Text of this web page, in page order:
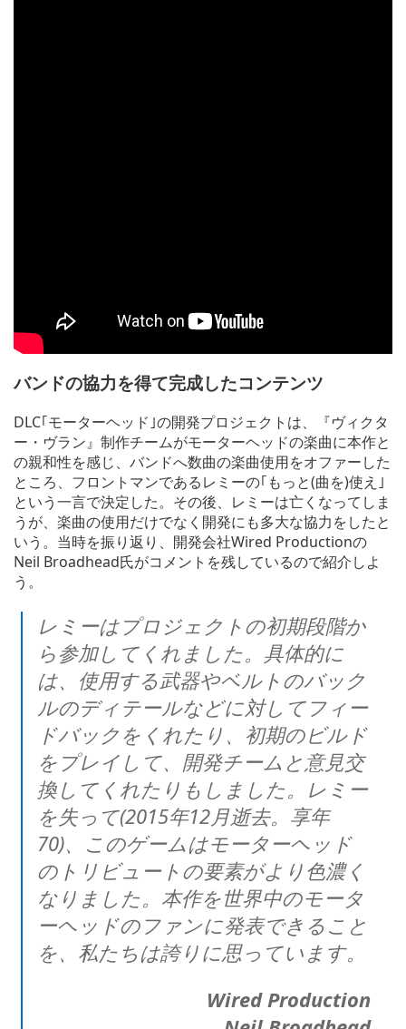
バンドの協力を得て完成したコンテンツ
DLC｢モーターヘッド｣の開発プロジェクトは、『ヴィクタ
ー・ヴラン』制作チームがモーターヘッドの楽曲に本作と
の親和性を感じ、バンドへ数曲の楽曲使用をオファーした
ところ、フロントマンであるレミーの｢もっと(曲を)使え｣
という一言で決定した。その後、レミーは亡くなってしま
うが、楽曲の使用だけでなく開発にも多大な協力をしたと
いう。当時を振り返り、開発会社Wired Productionの
Neil Broadhead氏がコメントを残しているので紹介しよ
う。
レミーはプロジェクトの初期段階か
ら参加してくれました。具体的に
は、使用する武器やベルトのバック
ルのディテールなどに対してフィー
ドバックをくれたり、初期のビルド
をプレイして、開発チームと意見交
換してくれたりもしました。レミー
を失って(2015年12月逝去。享年
70)、このゲームはモーターヘッド
のトリビュートの要素がより色濃く
なりました。本作を世界中のモータ
ーヘッドのファンに発表できること
を、私たちは誇りに思っています。
Wired Production